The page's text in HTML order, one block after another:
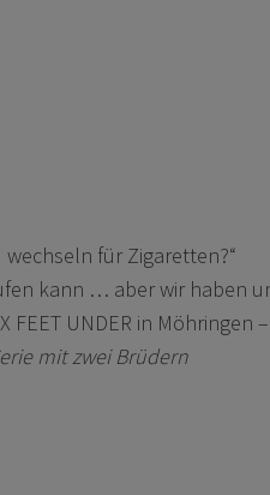
wechseln für Zigaretten?“
kann … aber wir haben
UNDER in Möhringen
mit zwei Brüdern